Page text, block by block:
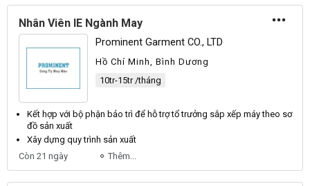
Nhân Viên IE Ngành May
Prominent Garment CO., LTD
Hồ Chí Minh, Bình Dương
10tr-15tr /tháng
Kết hợp với bộ phận bảo trì để hỗ trợtổ trưởng sắp xếp máy theo sơ
đồ sản xuất
Xây dựng quy trình sản xuất
Còn 21 ngày
Thêm...